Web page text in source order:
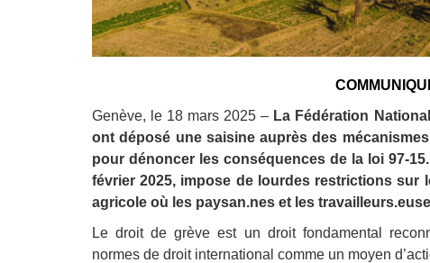
Genève, le 18 mars 2025 – La Fédération
ont déposé une saisine auprès des
pour dénoncer les conséquences de la loi 97-
février 2025, impose de lourdes restrictions sur
agricole où les paysan.nes et les
Le droit de grève est un droit fondamental
normes de droit international comme un moyen